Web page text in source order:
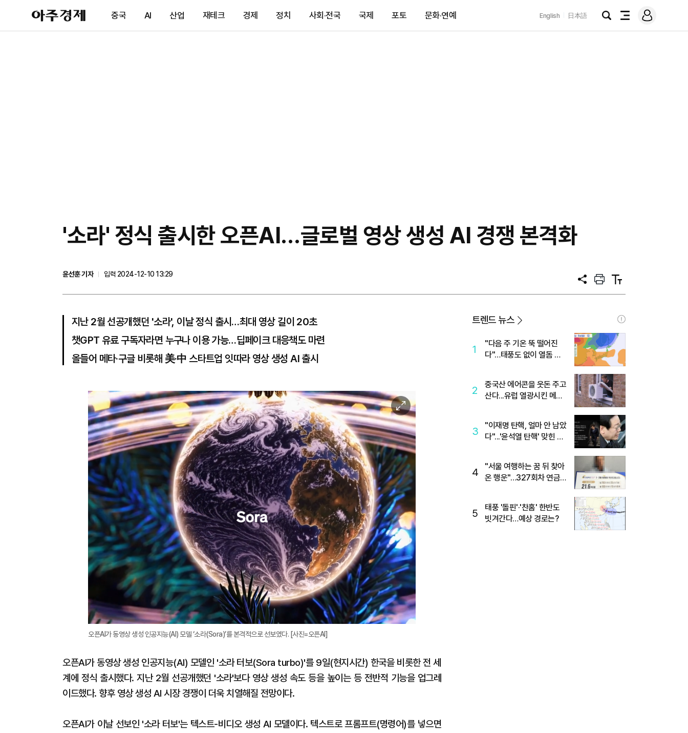
아
주
제
중국 AI 산업 재테크 경제 정치 사회·전국 국제 포토 문화·연예 English 日本語
검
전
메
그
'소라' 정식 출시한 오픈AI…글로벌 영상 생성 AI 경쟁 본격화
윤선훈 기자
입력 2024-12-10 13:29
공
프
트
텍
트
지난 2월 선공개했던 '소라', 이날 정식 출시…최대 영상 길이 20초
챗GPT 유료 구독자라면 누구나 이용 가능…딥페이크 대응책도 마련
올들어 메타·구글 비롯해 美·中 스타트업 잇따라 영상 생성 AI 출시
이
미
지
확
대
오픈AI가 동영상 생성 인공지능(AI) 모델 ‘소라(Sora)’를 본격적으로 선보였다. [사진=오픈AI]
오픈AI가 동영상 생성 인공지능(AI) 모델인 '소라 터보(Sora turbo)'를 9일(현지시간) 한국을 비롯한 전 세
계에 정식 출시했다. 지난 2월 선공개했던 '소라'보다 영상 생성 속도 등을 높이는 등 전반적 기능을 업그레
이드했다. 향후 영상 생성 AI 시장 경쟁이 더욱 치열해질 전망이다.
오픈AI가 이날 선보인 '소라 터보'는 텍스트-비디오 생성 AI 모델이다. 텍스트로 프롬프트(명령어)를 넣으면
트렌드 뉴스
1
"다음 주 기온 뚝 떨어진
다"…태풍도 없이 열돔 박
2
중국산 에어콘을 웃돈 주고
산다...유럽 열광시킨 메이
3
"이재명 탄핵, 얼마 안 남았
다"...'윤석열 탄핵' 맞힌 무
4
"서울 여행하는 꿈 뒤 찾아
온 행운"…327회차 연금
5
태풍 '돌핀'·'찬홈' 한반도
빗겨간다…예상 경로는?